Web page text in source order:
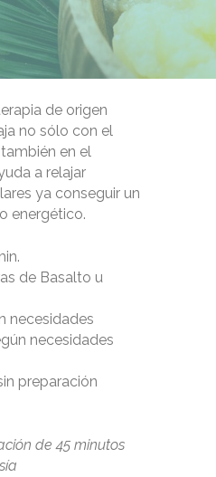
de origen
no sólo con el
en el
a relajar
ya conseguir un
energético.
de Basalto u
necesidades
necesidades
preparación
de 45 minutos